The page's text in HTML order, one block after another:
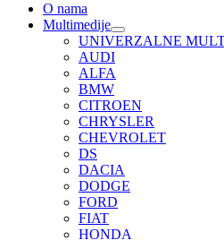
O nama
Multimedije
UNIVERZALNE
AUDI
ALFA
BMW
CITROEN
CHRYSLER
CHEVROLET
DS
DACIA
DODGE
FORD
FIAT
HONDA